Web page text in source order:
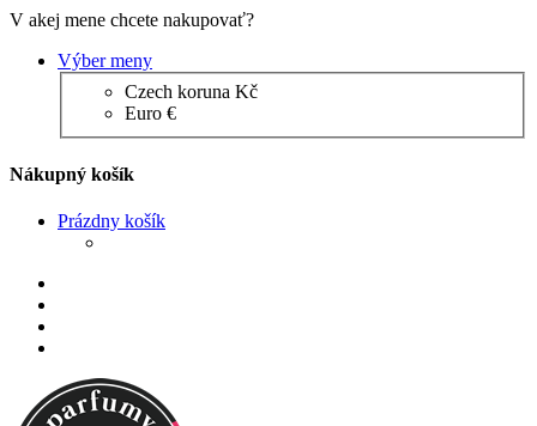
V akej mene chcete nakupovať?
Výber meny
Czech koruna Kč
Euro €
Nákupný košík
Prázdny košík